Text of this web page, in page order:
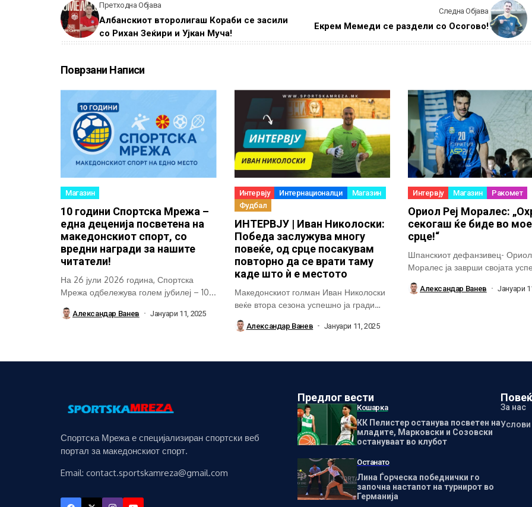
Претходна Објава
Албанскиот второлигаш Кораби се засили
со Рихан Зеќири и Ујкан Муча!
Следна Објава
Екрем Мемеди се раздели со Осогово!
Поврзани Написи
Магазин
10 години Спортска Мрежа –
една деценија посветена на
македонскиот спорт, со
вредни награди за нашите
читатели!
На 26 јули 2026 година, Спортска
Мрежа одбележува голем јубилеј – 10...
Александар Ванев Јануари 11, 2025
Интервју Интернационалци
Магазин
Фудбал
ИНТЕРВЈУ | Иван Николоски:
Победа заслужува многу
повеќе, од срце посакувам
повторно да се врати таму
каде што ѝ е местото
Македонскиот голман Иван Николоски
веќе втора сезона успешно ја гради
Александар Ванев Јануари 11, 2025
Интервју Магазин Ракомет
Ориол Реј Моралес:
секогаш ќе биде во
срце!“
Шпанскиот дефанзивец- Ориол
Моралес ја заврши својата
Александар Ванев Јануари
Спортска Мрежа е специјализиран спортски веб
портал за македонскиот спорт.
Email: contact.sportskamreza@gmail.com
Предлог вести
Кошарка
КК Пелистер останува посветен на
младите, Марковски и Созовски
остануваат во клубот
Останато
Лина Ѓорческа победнички го
започна настапот на турнирот во
Германија
За нас
Услови